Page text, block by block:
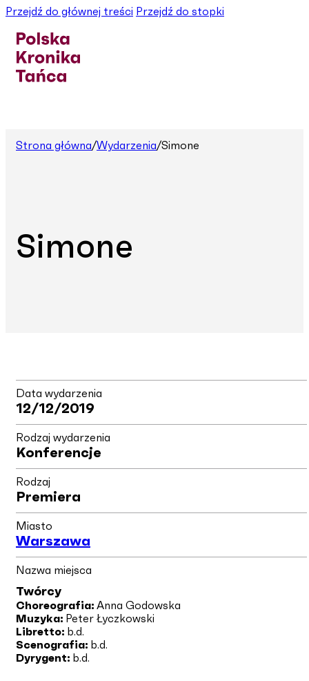
Przejdź do głównej treści Przejdź do stopki
Strona główna/Wydarzenia/Simone
Simone
Data wydarzenia
12/12/2019
Rodzaj wydarzenia
Konferencje
Rodzaj
Premiera
Miasto
Warszawa
Nazwa miejsca
Twórcy
Choreografia: Anna Godowska
Muzyka: Peter Łyczkowski
Libretto: b.d.
Scenografia: b.d.
Dyrygent: b.d.